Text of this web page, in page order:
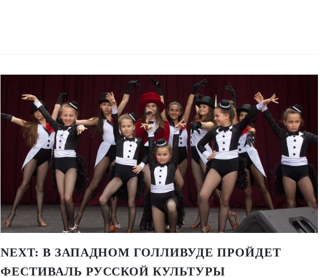
NEXT: В ЗАПАДНОМ ГОЛЛИВУДЕ ПРОЙДЕТ
ФЕСТИВАЛЬ РУССКОЙ КУЛЬТУРЫ